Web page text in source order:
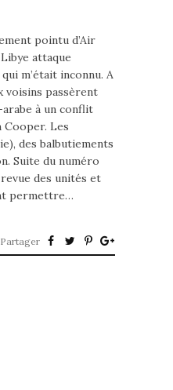
pointu d’Air
attaque
m’était inconnu. A
voisins passèrent
à un conflit
Cooper. Les
des balbutiements
Suite du numéro
des unités et
permettre…
Partager